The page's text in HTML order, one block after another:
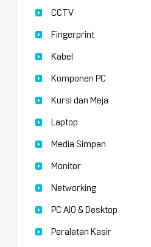
CCTV
Fingerprint
Kabel
Komponen PC
Kursi dan Meja
Laptop
Media Simpan
Monitor
Networking
PC AIO & Desktop
Peralatan Kasir